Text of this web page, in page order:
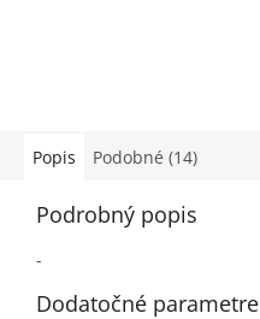
Popis Podobné (14)
Podrobný popis
-
Dodatočné parametre